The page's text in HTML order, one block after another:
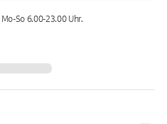
Mo-So 6.00-23.00Uhr.